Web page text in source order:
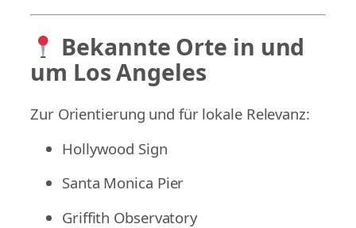
Bekannte Orte in und
um Los Angeles
Zur Orientierung und für lokale Relevanz:
Hollywood Sign
Santa Monica Pier
Griffith Observatory